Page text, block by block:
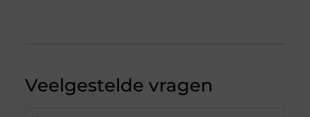
Veelgestelde vragen